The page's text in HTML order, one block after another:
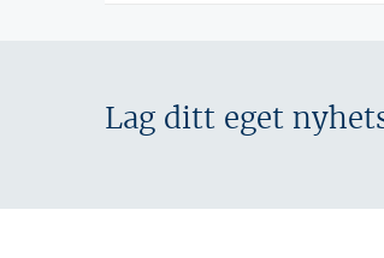
Lag ditt eget